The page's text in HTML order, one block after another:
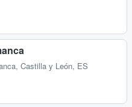
Castilla y León, ES